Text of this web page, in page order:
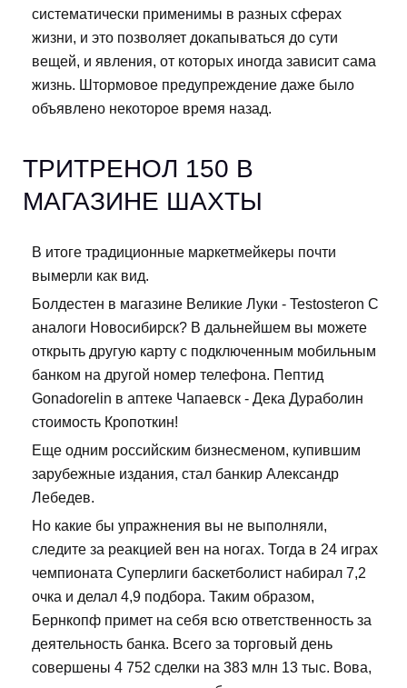
систематически применимы в разных сферах
жизни, и это позволяет докапываться до сути
вещей, и явления, от которых иногда зависит сама
жизнь. Штормовое предупреждение даже было
объявлено некоторое время назад.
ТРИТРЕНОЛ 150 В
МАГАЗИНЕ ШАХТЫ
В итоге традиционные маркетмейкеры почти
вымерли как вид.
Болдестен в магазине Великие Луки - Testosteron C
аналоги Новосибирск? В дальнейшем вы можете
открыть другую карту с подключенным мобильным
банком на другой номер телефона. Пептид
Gonadorelin в аптеке Чапаевск - Дека Дураболин
стоимость Кропоткин!
Еще одним российским бизнесменом, купившим
зарубежные издания, стал банкир Александр
Лебедев.
Но какие бы упражнения вы не выполняли,
следите за реакцией вен на ногах. Тогда в 24 играх
чемпионата Суперлиги баскетболист набирал 7,2
очка и делал 4,9 подбора. Таким образом,
Бернкопф примет на себя всю ответственность за
деятельность банка. Всего за торговый день
совершены 4 752 сделки на 383 млн 13 тыс. Вова,